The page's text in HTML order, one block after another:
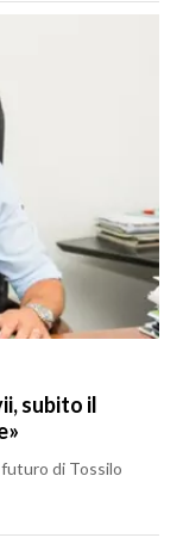
subito il
di Tossilo